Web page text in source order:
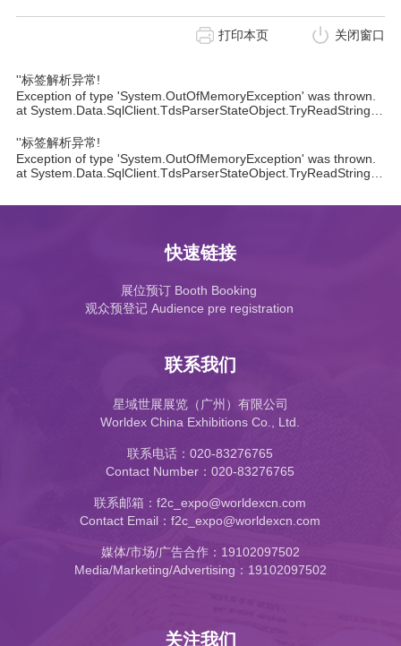
打印本页 关闭窗口
''标签解析异常!
Exception of type 'System.OutOfMemoryException' was thrown.
at System.Data.SqlClient.TdsParserStateObject.TryReadString(Int32 length, String& value) at System.Data.SqlClient.TdsParser.TryReadSqlStringValue(SqlBuffer value, Byte type, Int32 length, Encoding encoding, Boolean isPlp, TdsParserStateObject stateObj) at System.Data.SqlClient.TdsParser.TryReadSqlValue(SqlBuffer value, SqlMetaDataPriv md, Int32 length, TdsParserStateObject stateObj, SqlCommandColumnEncryptionSetting columnEncryptionOverride, String columnName) at System.Data.SqlClient.SqlDataReader.TryReadColumnInternal(Int32 i, Boolean readHeaderOnly) at System.Data.SqlClient.SqlDataReader.TryReadColumn(Int32 i, Boolean setTimeout, Boolean allowPartiallyReadColumn) at System.Data.SqlClient.SqlDataReader.GetValues(Object[] values) at System.Data.ProviderBase.DataReaderContainer.CommonLanguageSubsetDataReader.GetValues(Object[] values) at System.Data.ProviderBase.SchemaMapping.LoadDataRow() at System.Data.Common.DataAdapter.FillLoadDataRow(SchemaMapping mapping) at System.Data.Common.DataAdapter.FillFromReader(DataSet dataset, DataTable datatable, String srcTable, DataReaderContainer dataReader, Int32 startRecord, Int32 maxRecords, DataColumn parentChapterColumn, Object parentChapterValue) at System.Data.Common.DataAdapter.Fill(DataSet dataSet, String srcTable, IDataReader dataReader, Int32 startRecord, Int32 maxRecords) at System.Data.Common.DbDataAdapter.FillInternal(DataSet dataset, DataTable[] datatables, Int32 startRecord, Int32 maxRecords, String srcTable, IDbCommand command, CommandBehavior behavior) at System.Data.Common.DbDataAdapter.Fill(DataSet dataSet, Int32 startRecord, Int32 maxRecords, String srcTable, IDbCommand command, CommandBehavior behavior) at System.Data.Common.DbDataAdapter.Fill(DataSet dataSet) at Whir.Repository.Database.Query(String sql, Object[] args) at Whir.Label.Dynamic.Content.GetColumnFileValue() in E:\chenxz\05.ezEIP\ezEipV5.0\tags\V5.3.0(0649)\Whir.Label\Dynamic\Content.cs:line 111 at Whir.Label.Dynamic.Content.Render(HtmlTextWriter output) in E:\chenxz\05.ezEIP\ezEipV5.0\tags\V5.3.0(0649)\Whir.Label\Dynamic\Content.cs:line 93
''标签解析异常!
Exception of type 'System.OutOfMemoryException' was thrown.
at System.Data.SqlClient.TdsParserStateObject.TryReadString(Int32 length, String& value) at System.Data.SqlClient.TdsParser.TryReadSqlStringValue(SqlBuffer value, Byte type, Int32 length, Encoding encoding, Boolean isPlp, TdsParserStateObject stateObj) at System.Data.SqlClient.TdsParser.TryReadSqlValue(SqlBuffer value, SqlMetaDataPriv md, Int32 length, TdsParserStateObject stateObj, SqlCommandColumnEncryptionSetting columnEncryptionOverride, String columnName) at System.Data.SqlClient.SqlDataReader.TryReadColumnInternal(Int32 i, Boolean readHeaderOnly) at System.Data.SqlClient.SqlDataReader.TryReadColumn(Int32 i, Boolean setTimeout, Boolean allowPartiallyReadColumn) at System.Data.SqlClient.SqlDataReader.GetValues(Object[] values) at System.Data.ProviderBase.DataReaderContainer.CommonLanguageSubsetDataReader.GetValues(Object[] values) at System.Data.ProviderBase.SchemaMapping.LoadDataRow() at System.Data.Common.DataAdapter.FillLoadDataRow(SchemaMapping mapping) at System.Data.Common.DataAdapter.FillFromReader(DataSet dataset, DataTable datatable, String srcTable, DataReaderContainer dataReader, Int32 startRecord, Int32 maxRecords, DataColumn parentChapterColumn, Object parentChapterValue) at System.Data.Common.DataAdapter.Fill(DataSet dataSet, String srcTable, IDataReader dataReader, Int32 startRecord, Int32 maxRecords) at System.Data.Common.DbDataAdapter.FillInternal(DataSet dataset, DataTable[] datatables, Int32 startRecord, Int32 maxRecords, String srcTable, IDbCommand command, CommandBehavior behavior) at System.Data.Common.DbDataAdapter.Fill(DataSet dataSet, Int32 startRecord, Int32 maxRecords, String srcTable, IDbCommand command, CommandBehavior behavior) at System.Data.Common.DbDataAdapter.Fill(DataSet dataSet) at Whir.Repository.Database.Query(String sql, Object[] args) at Whir.Label.Dynamic.Content.GetColumnFileValue() in E:\chenxz\05.ezEIP\ezEipV5.0\tags\V5.3.0(0649)\Whir.Label\Dynamic\Content.cs:line 111 at Whir.Label.Dynamic.Content.Render(HtmlTextWriter output) in E:\chenxz\05.ezEIP\ezEipV5.0\tags\V5.3.0(0649)\Whir.Label\Dynamic\Content.cs:line 93
快速链接
展位预订 Booth Booking
观众预登记 Audience pre registration
联系我们
星域世展展览（广州）有限公司
Worldex China Exhibitions Co., Ltd.
联系电话：020-83276765
Contact Number：020-83276765
联系邮箱：f2c_expo@worldexcn.com
Contact Email：f2c_expo@worldexcn.com
媒体/市场/广告合作：19102097502
Media/Marketing/Advertising：19102097502
关注我们